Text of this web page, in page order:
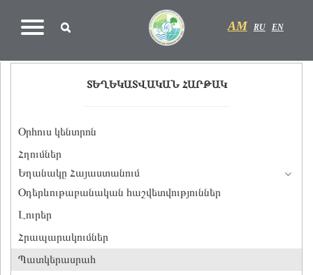
AM RU EN
ՏԵՂԵԿԱՏՎԱԿԱՆ ՀԱՐԹԱԿ
Օրհուս կենտրոն
Հղումներ
Եղանակը Հայաստանում
Օդերևութաբանական հաշվետվություններ
Լուրեր
Հրապարակումներ
Պատկերասրահ